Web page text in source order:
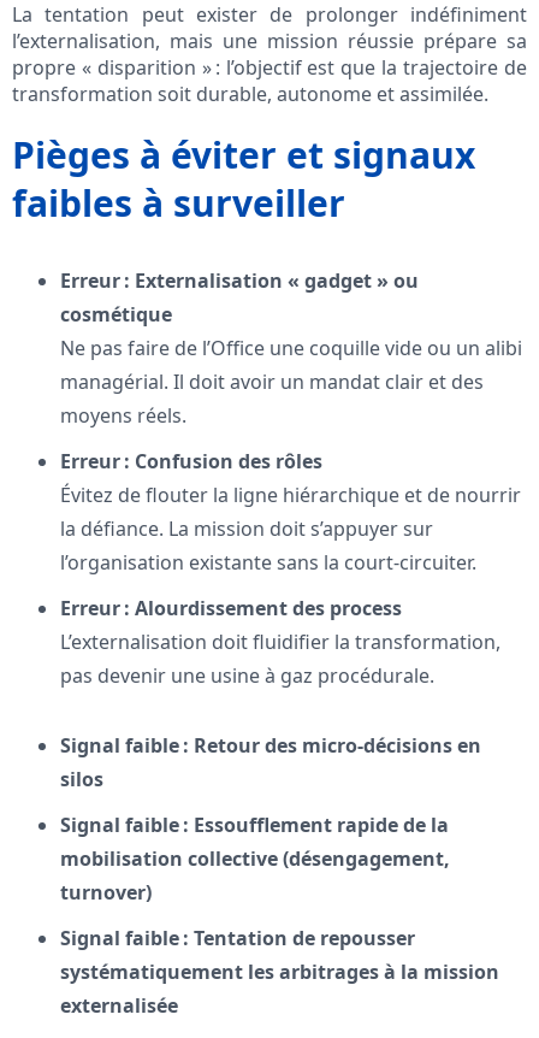
La tentation peut exister de prolonger indéfiniment
l’externalisation, mais une mission réussie prépare sa
propre « disparition » : l’objectif est que la trajectoire de
transformation soit durable, autonome et assimilée.
Pièges à éviter et signaux
faibles à surveiller
Erreur : Externalisation « gadget » ou
cosmétique
Ne pas faire de l’Office une coquille vide ou un alibi
managérial. Il doit avoir un mandat clair et des
moyens réels.
Erreur : Confusion des rôles
Évitez de flouter la ligne hiérarchique et de nourrir
la défiance. La mission doit s’appuyer sur
l’organisation existante sans la court-circuiter.
Erreur : Alourdissement des process
L’externalisation doit fluidifier la transformation,
pas devenir une usine à gaz procédurale.
Signal faible : Retour des micro-décisions en
silos
Signal faible : Essoufflement rapide de la
mobilisation collective (désengagement,
turnover)
Signal faible : Tentation de repousser
systématiquement les arbitrages à la mission
externalisée